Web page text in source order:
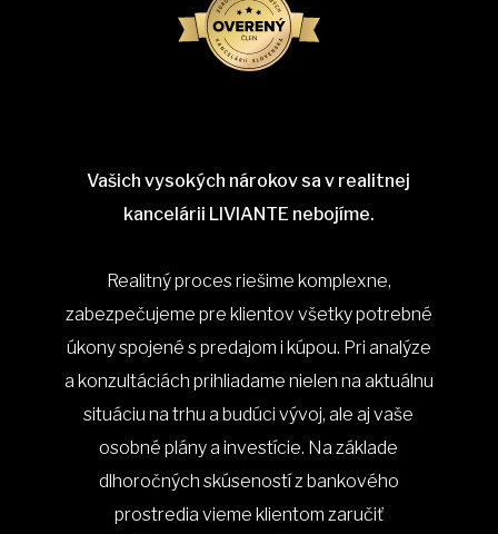
Vašich vysokých nárokov sa v realitnej
kancelárii LIVIANTE nebojíme.
Realitný proces riešime komplexne,
zabezpečujeme pre klientov všetky potrebné
úkony spojené s predajom i kúpou. Pri analýze
a konzultáciách prihliadame nielen na aktuálnu
situáciu na trhu a budúci vývoj, ale aj vaše
osobné plány a investície. Na základe
dlhoročných skúseností z bankového
prostredia vieme klientom zaručiť